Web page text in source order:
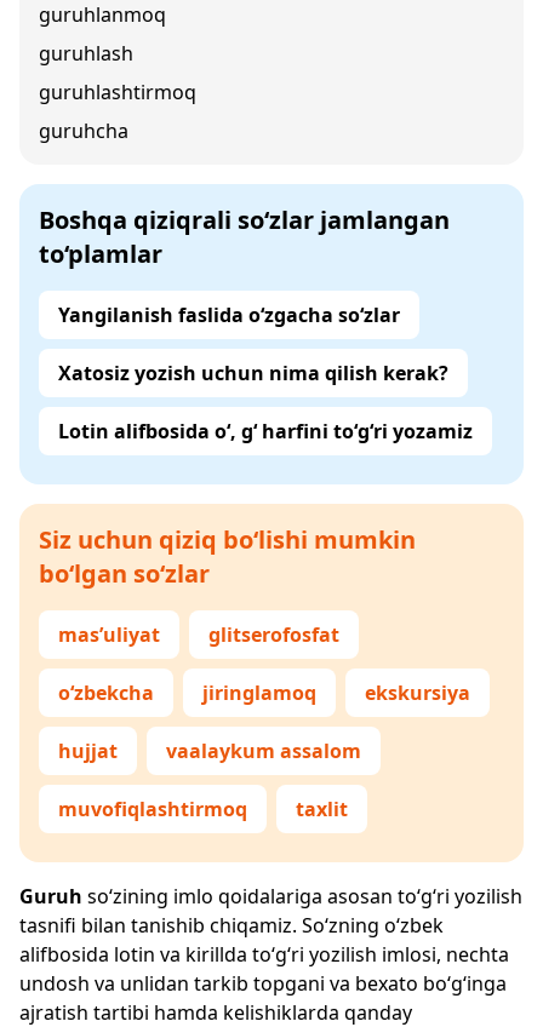
guruhlanmoq
guruhlash
guruhlashtirmoq
guruhcha
Boshqa qiziqrali so‘zlar jamlangan
to‘plamlar
Yangilanish faslida o‘zgacha so‘zlar
Xatosiz yozish uchun nima qilish kerak?
Lotin alifbosida o‘, g‘ harfini to‘g‘ri yozamiz
Siz uchun qiziq bo‘lishi mumkin
bo‘lgan so‘zlar
mas’uliyat glitserofosfat
o‘zbekcha jiringlamoq ekskursiya
hujjat vaalaykum assalom
muvofiqlashtirmoq taxlit
Guruh so‘zining imlo qoidalariga asosan to‘g‘ri yozilish
tasnifi bilan tanishib chiqamiz. So‘zning o‘zbek
alifbosida lotin va kirillda to‘g‘ri yozilish imlosi, nechta
undosh va unlidan tarkib topgani va bexato bo‘g‘inga
ajratish tartibi hamda kelishiklarda qanday